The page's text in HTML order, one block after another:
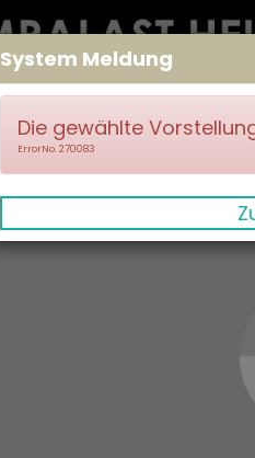
System Meldung
Die gewählte
ErrorNo. 270083